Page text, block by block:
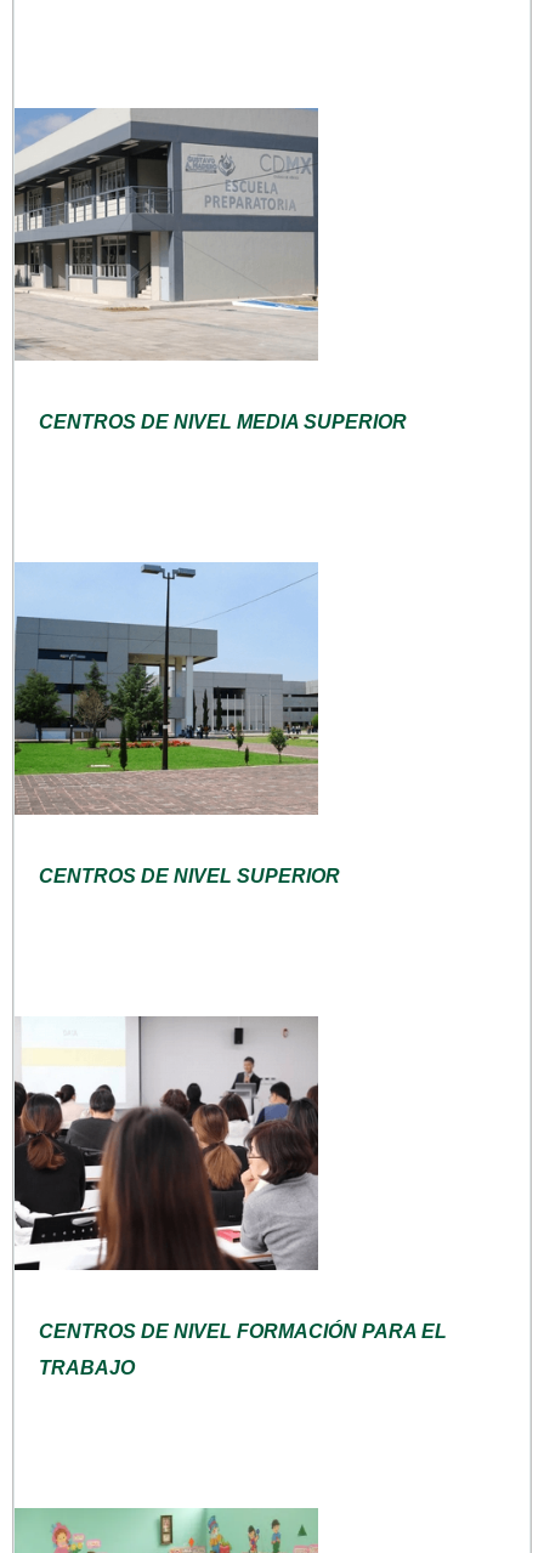
CENTROS DE NIVEL MEDIA SUPERIOR
CENTROS DE NIVEL SUPERIOR
CENTROS DE NIVEL FORMACIÓN PARA EL
TRABAJO